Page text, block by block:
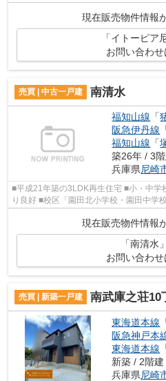
現在販売物件情報
「イトーピア
お問い合わせ
売買 | 中古一戸建 南清水
福知山線 「
阪急伊丹線
福知山線 「
築26年 / 3
兵庫県尼崎
■平成21年築の3LDK再生住宅 ■小・中学
り良好 ■校区「園田北小学校・園田中学校
現在販売物件情報
「南清水
お問い合わせ
売買 | 新築一戸建 南武庫之荘10
東海道本線
阪急神戸本
東海道本線
新築 / 2階建
兵庫県尼崎